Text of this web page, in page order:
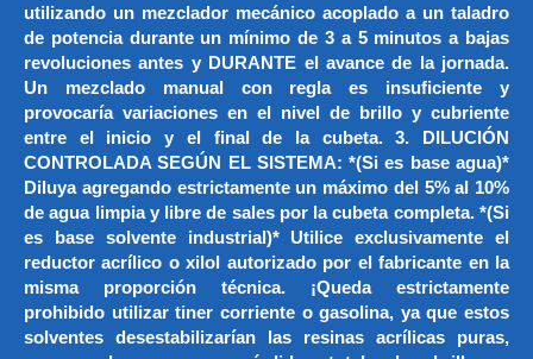
utilizando un mezclador mecánico acoplado a un taladro
de potencia durante un mínimo de 3 a 5 minutos a bajas
revoluciones antes y DURANTE el avance de la jornada.
Un mezclado manual con regla es insuficiente y
provocaría variaciones en el nivel de brillo y cubriente
entre el inicio y el final de la cubeta. 3. DILUCIÓN
CONTROLADA SEGÚN EL SISTEMA: *(Si es base agua)*
Diluya agregando estrictamente un máximo del 5% al 10%
de agua limpia y libre de sales por la cubeta completa. *(Si
es base solvente industrial)* Utilice exclusivamente el
reductor acrílico o xilol autorizado por el fabricante en la
misma proporción técnica. ¡Queda estrictamente
prohibido utilizar tiner corriente o gasolina, ya que estos
solventes desestabilizarían las resinas acrílicas puras,